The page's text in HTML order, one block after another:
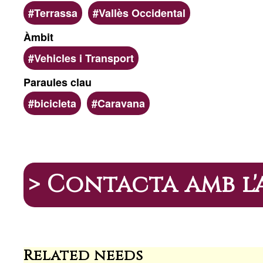
Terrassa
Vallès Occidental
Àmbit
Vehicles i Transport
Paraules clau
bicicleta
Caravana
> Contacta amb
Related needs